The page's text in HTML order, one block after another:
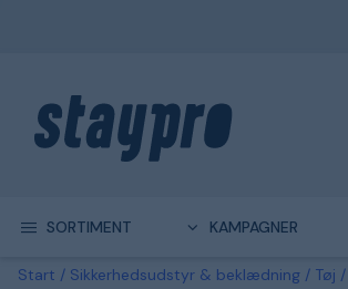
SORTIMENT KAMPAGNER
Start Sikkerhedsudstyr & beklædning Tøj